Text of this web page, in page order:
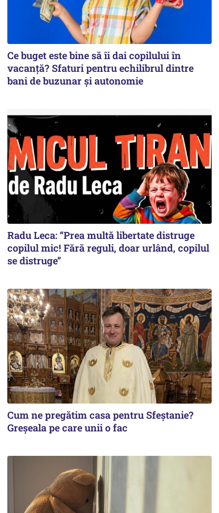
Ce buget este bine să îi dai copilului în
vacanță? Sfaturi pentru echilibrul dintre
bani de buzunar și autonomie
Radu Leca: “Prea multă libertate distruge
copilul mic! Fără reguli, doar urlând, copilul
se distruge”
Cum ne pregătim casa pentru Sfeștanie?
Greșeala pe care unii o fac